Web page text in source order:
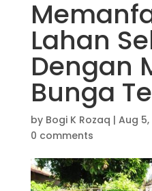
Lahan
Dengan
Bunga
by Bogi K Rozaq | Aug 5,
0 comments